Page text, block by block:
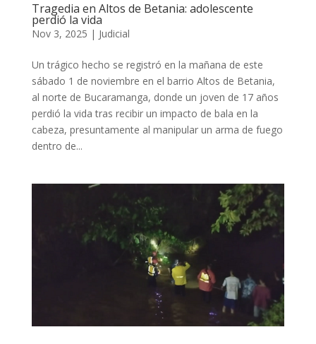
Tragedia en Altos de Betania: adolescente
perdió la vida
Nov 3, 2025 | Judicial
Un trágico hecho se registró en la mañana de este
sábado 1 de noviembre en el barrio Altos de Betania,
al norte de Bucaramanga, donde un joven de 17 años
perdió la vida tras recibir un impacto de bala en la
cabeza, presuntamente al manipular un arma de fuego
dentro de...